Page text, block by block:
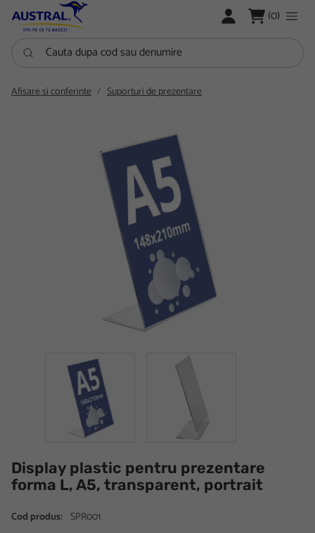
LOGARE (0)
Cauta dupa cod sau denumire
Afisare si conferinte Suporturi de prezentare
Display plastic pentru prezentare
forma L, A5, transparent, portrait
Cod produs: SPR001